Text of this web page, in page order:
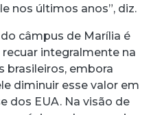
nos últimos anos”, diz.
câmpus de Marília é
integralmente na
brasileiros, embora
diminuir esse valor em
dos EUA. Na visão de